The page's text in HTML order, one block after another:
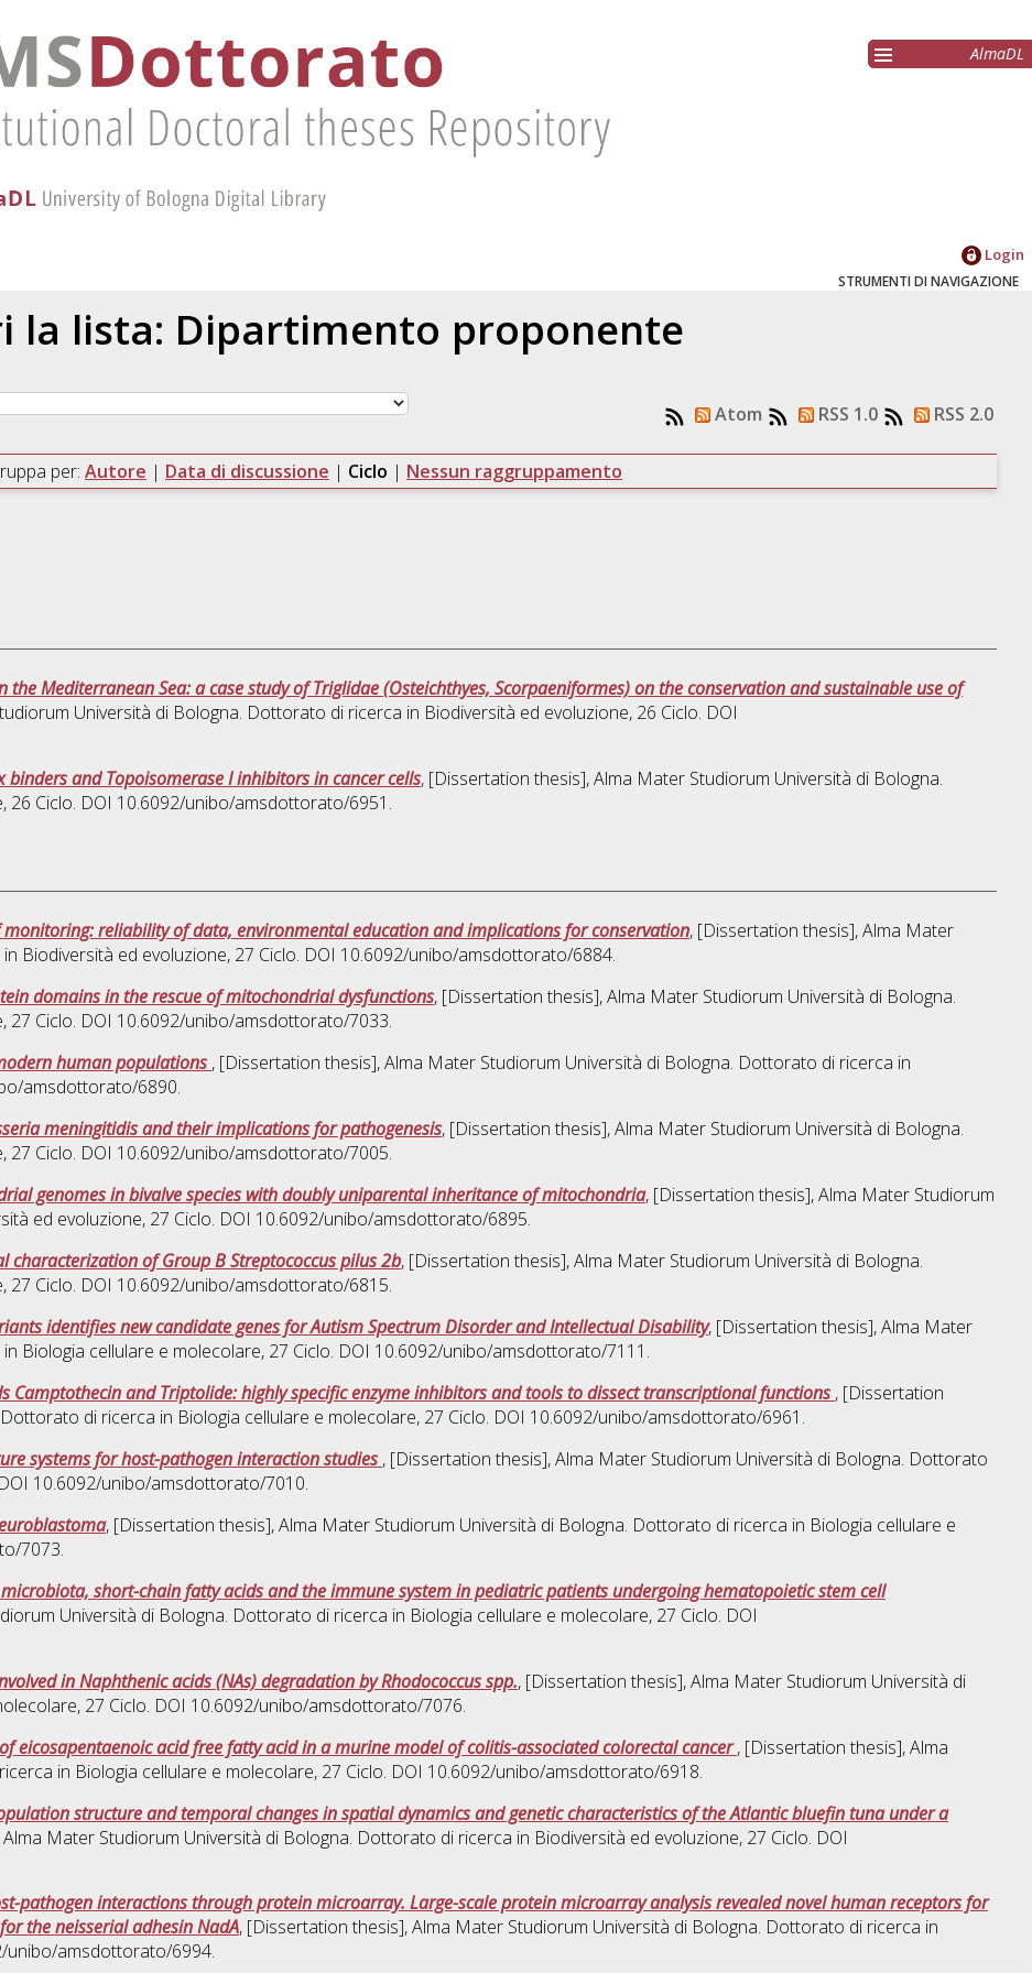
AlmaDL
Login
STRUMENTI DI NAVIGAZIONE
la lista: Dipartimento proponente
Atom RSS 1.0 RSS 2.0
per: Autore | Data di discussione | Ciclo | Nessun raggruppamento
Mediterranean Sea: a case study of Triglidae (Osteichthyes, Scorpaeniformes) on the conservation and sustainable use of
Università di Bologna. Dottorato di ricerca in Biodiversità ed evoluzione, 26 Ciclo. DOI
and Topoisomerase I inhibitors in cancer cells, [Dissertation thesis], Alma Mater Studiorum Università di Bologna.
, 26 Ciclo. DOI 10.6092/unibo/amsdottorato/6951.
monitoring: reliability of data, environmental education and implications for conservation, [Dissertation thesis], Alma Mater
Biodiversità ed evoluzione, 27 Ciclo. DOI 10.6092/unibo/amsdottorato/6884.
domains in the rescue of mitochondrial dysfunctions, [Dissertation thesis], Alma Mater Studiorum Università di Bologna.
, 27 Ciclo. DOI 10.6092/unibo/amsdottorato/7033.
human populations , [Dissertation thesis], Alma Mater Studiorum Università di Bologna. Dottorato di ricerca in
amsdottorato/6890.
meningitidis and their implications for pathogenesis, [Dissertation thesis], Alma Mater Studiorum Università di Bologna.
, 27 Ciclo. DOI 10.6092/unibo/amsdottorato/7005.
genomes in bivalve species with doubly uniparental inheritance of mitochondria, [Dissertation thesis], Alma Mater Studiorum
ed evoluzione, 27 Ciclo. DOI 10.6092/unibo/amsdottorato/6895.
characterization of Group B Streptococcus pilus 2b, [Dissertation thesis], Alma Mater Studiorum Università di Bologna.
, 27 Ciclo. DOI 10.6092/unibo/amsdottorato/6815.
identifies new candidate genes for Autism Spectrum Disorder and Intellectual Disability, [Dissertation thesis], Alma Mater
Biologia cellulare e molecolare, 27 Ciclo. DOI 10.6092/unibo/amsdottorato/7111.
Camptothecin and Triptolide: highly specific enzyme inhibitors and tools to dissect transcriptional functions , [Dissertation
di ricerca in Biologia cellulare e molecolare, 27 Ciclo. DOI 10.6092/unibo/amsdottorato/6961.
systems for host-pathogen interaction studies , [Dissertation thesis], Alma Mater Studiorum Università di Bologna. Dottorato
10.6092/unibo/amsdottorato/7010.
, [Dissertation thesis], Alma Mater Studiorum Università di Bologna. Dottorato di ricerca in Biologia cellulare e
7073.
short-chain fatty acids and the immune system in pediatric patients undergoing hematopoietic stem cell
Università di Bologna. Dottorato di ricerca in Biologia cellulare e molecolare, 27 Ciclo. DOI
in Naphthenic acids (NAs) degradation by Rhodococcus spp., [Dissertation thesis], Alma Mater Studiorum Università di
, 27 Ciclo. DOI 10.6092/unibo/amsdottorato/7076.
eicosapentaenoic acid free fatty acid in a murine model of colitis-associated colorectal cancer, [Dissertation thesis], Alma
in Biologia cellulare e molecolare, 27 Ciclo. DOI 10.6092/unibo/amsdottorato/6918.
structure and temporal changes in spatial dynamics and genetic characteristics of the Atlantic bluefin tuna under a
Mater Studiorum Università di Bologna. Dottorato di ricerca in Biodiversità ed evoluzione, 27 Ciclo. DOI
pathogen interactions through protein microarray. Large-scale protein microarray analysis revealed novel human receptors for
the neisserial adhesin NadA, [Dissertation thesis], Alma Mater Studiorum Università di Bologna. Dottorato di ricerca in
unibo/amsdottorato/6994.